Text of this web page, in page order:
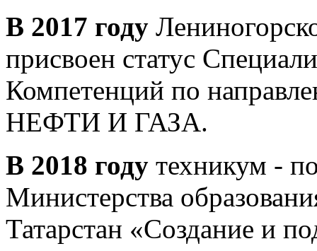
В 2017 году
присвоен статус
Компетенций по
НЕФТИ И ГАЗА.
В 2018 году техникум -
Министерства
Татарстан «Создание и